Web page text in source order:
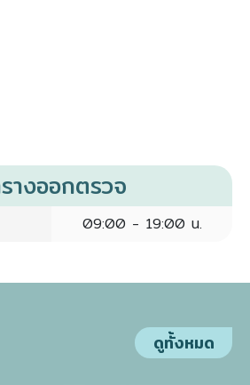
างออกตรวจ
09:00 - 19:00 น.
ดูทั้งหมด